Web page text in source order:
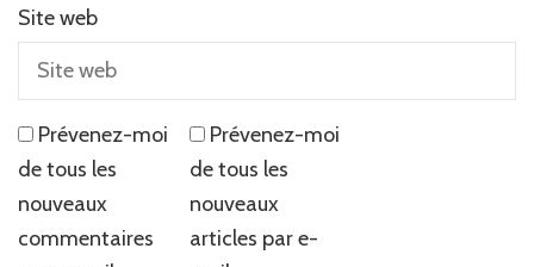
Site web
Prévenez-moi
de tous les
nouveaux
commentaires
Prévenez-moi
de tous les
nouveaux
articles par e-